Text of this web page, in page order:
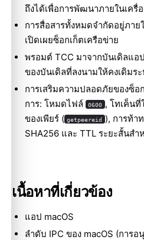
ถึงได้เพื่อการพัฒนาภายในเครื่
การสื่อสารทั้งหมดจำกัดอยู่ภาย
เปิดเผยซ็อกเก็ตเครือข่าย
พรอมต์ TCC มาจากบันเดิลแอ
ของบันเดิลที่ลงนามให้คงเดิมระ
การเสริมความปลอดภัยของซ็อ
การ: โหมดไฟล์
0600 , โทเค็นที่
ของเพียร์ ( getpeereid ), การท้า
SHA256 และ TTL ระยะสั้นสำ
เนื้อหาที่เกี่ยวข้อง
แอป macOS
ลำดับ IPC ของ macOS (การอ